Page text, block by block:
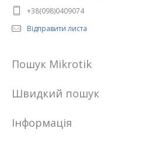
+38(098)0409074
Відправити листа
Пошук Mikrotik
Швидкий пошук
Iнформацiя